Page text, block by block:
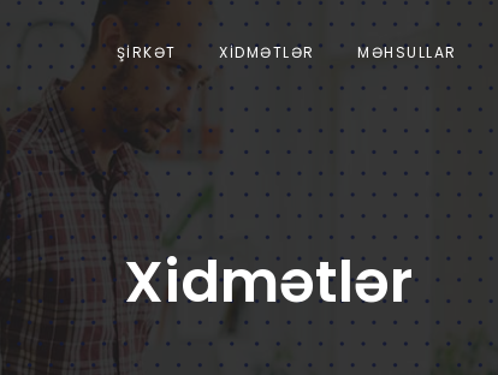
ŞIRKƏT XIDMƏTLƏR MƏHSULLAR
Xidmətlər